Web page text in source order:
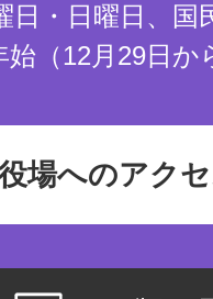
日・日曜日、国
始（12月29日か
場へのアク